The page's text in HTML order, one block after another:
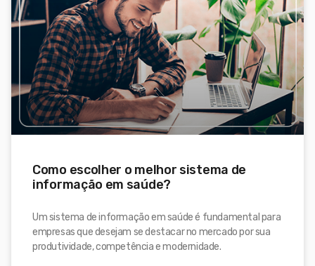
Como escolher o melhor sistema de
informação em saúde?
Um sistema de informação em saúde é fundamental para
empresas que desejam se destacar no mercado por sua
produtividade, competência e modernidade.